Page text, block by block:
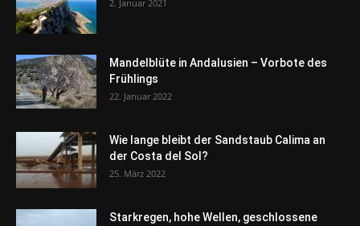
2. Januar 2021
Mandelblüte in Andalusien – Vorbote des
Frühlings
22. Januar 2022
Wie lange bleibt der Sandstaub Calima an
der Costa del Sol?
25. März 2022
Starkregen, hohe Wellen, geschlossene